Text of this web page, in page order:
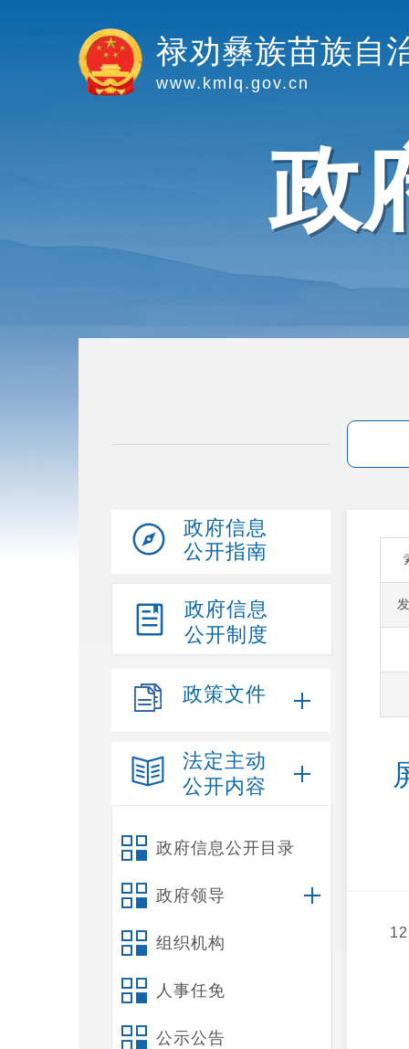
禄劝彝族苗族自
www.kmlq.gov.cn
政
政府信息
公开指南
政府信息
公开制度
政策文件
法定主动
公开内容
政府信息公开目录
政府领导
组织机构
人事任免
公示公告